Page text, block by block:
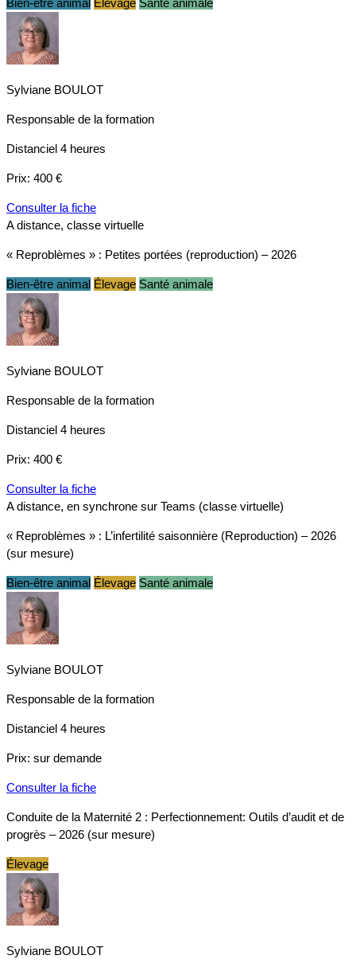
Sylviane BOULOT
Responsable de la formation
Distanciel 4 heures
Prix: 400 €
Consulter la fiche
A distance, classe virtuelle
« Reproblèmes » : Petites portées (reproduction) – 2026
Bien-être animal Élevage Santé animale
Sylviane BOULOT
Responsable de la formation
Distanciel 4 heures
Prix: 400 €
Consulter la fiche
A distance, en synchrone sur Teams (classe virtuelle)
« Reproblèmes » : L’infertilité saisonnière (Reproduction) – 2026
(sur mesure)
Bien-être animal Élevage Santé animale
Sylviane BOULOT
Responsable de la formation
Distanciel 4 heures
Prix: sur demande
Consulter la fiche
Conduite de la Maternité 2 : Perfectionnement: Outils d’audit et de
progrès – 2026 (sur mesure)
Élevage
Sylviane BOULOT